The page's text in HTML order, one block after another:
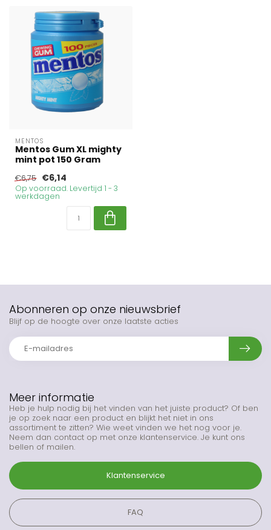
MENTOS
Mentos Gum XL mighty
mint pot 150 Gram
€6,75 €6,14
Op voorraad. Levertijd 1 - 3
werkdagen
Meer informatie
Heb je hulp nodig bij het vinden van het juiste product? Of ben
je op zoek naar een product en blijkt het niet in ons
assortiment te zitten? Wie weet vinden we het nog voor je.
Neem dan contact op met onze klantenservice. Je kunt ons
bellen of mailen.
Klantenservice
FAQ
Abonneren op onze nieuwsbrief
Blijf op de hoogte over onze laatste acties